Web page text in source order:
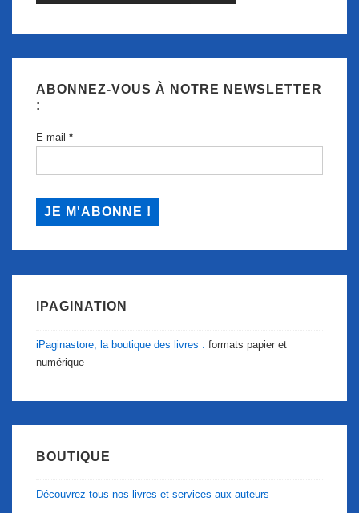
ABONNEZ-VOUS À NOTRE NEWSLETTER
:
E-mail *
IPAGINATION
iPaginastore, la boutique des livres : formats papier et
numérique
BOUTIQUE
Découvrez tous nos livres et services aux auteurs